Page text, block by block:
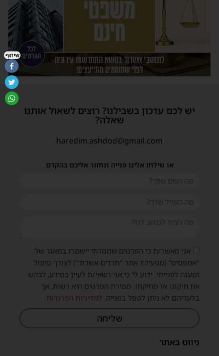
ניווט באתר
יש לכם עדכון בשבילנו? רוצים לשאול אותנו
שאלה?
haredim.ashdod@gmail.com
או שילחו אלינו פנייה ונחזור אליכם בהקדם
אני מאשר/ת כי הפרטים שמסרתי יישמרו במאגר של
"אמפסיס" (מפעילת אתר "חרדים אשדוד") לצורך טיפול
ומענה לפנייתי. ידוע לי כי אני רשאי/ת לעיין במידע, לבקש
את תיקונו או מחיקתו. מסירת הפרטים היא רשות, אך
בלעדיהם לא ניתן לטפל בפנייה. למדיניות הפרטיות.
שליחה
שיתוף